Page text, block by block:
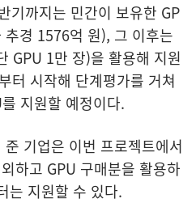
기까지는 민간이 보유한 GP
경 1576억 원), 그 이후는
GPU 1만 장)을 활용해 지원
터 시작해 단계평가를 거쳐
지원할 예정이다.
기업은 이번 프로젝트에서
하고 GPU 구매분을 활용하
는 지원할 수 있다.